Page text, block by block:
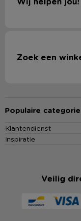
Zoek een
Populaire
Klantendienst
Inspiratie
Veilig